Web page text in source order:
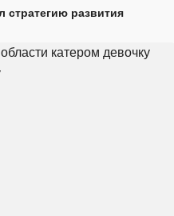
стратегию развития